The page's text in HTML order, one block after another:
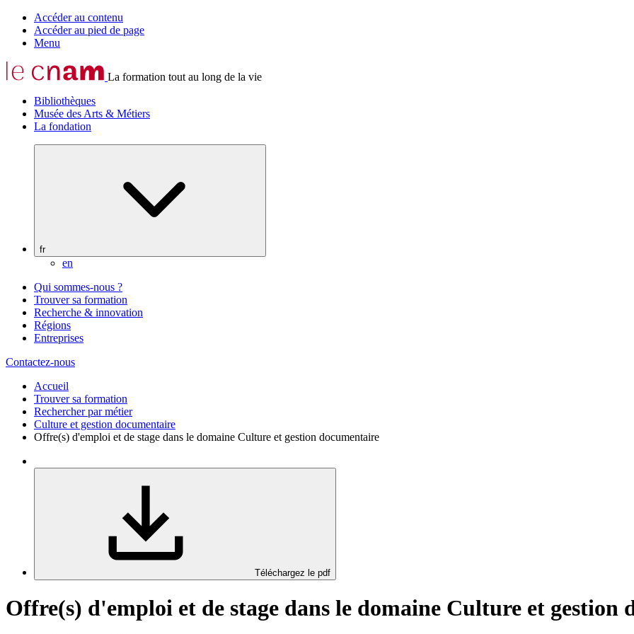
Accéder au contenu
Accéder au pied de page
Menu
La formation tout au long de la vie
Bibliothèques
Musée des Arts & Métiers
La fondation
fr
en
Qui sommes-nous ?
Trouver sa formation
Recherche & innovation
Régions
Entreprises
Contactez-nous
Accueil
Trouver sa formation
Rechercher par métier
Culture et gestion documentaire
Offre(s) d'emploi et de stage dans le domaine Culture et gestion documentaire
Téléchargez le pdf
Offre(s) d'emploi et de stage dans le domaine Culture et gestion